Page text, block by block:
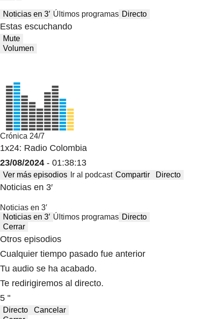
Noticias en 3′ Últimos programas Directo
Estas escuchando
Mute
Volumen
Crónica 24/7
1x24: Radio Colombia
23/08/2024 - 01:38:13
Ver más episodios Ir al podcast Compartir Directo
Noticias en 3′
Noticias en 3′
Noticias en 3′ Últimos programas Directo
Cerrar
Otros episodios
Cualquier tiempo pasado fue anterior
Tu audio se ha acabado.
Te redirigiremos al directo.
5 "
Directo
Cancelar